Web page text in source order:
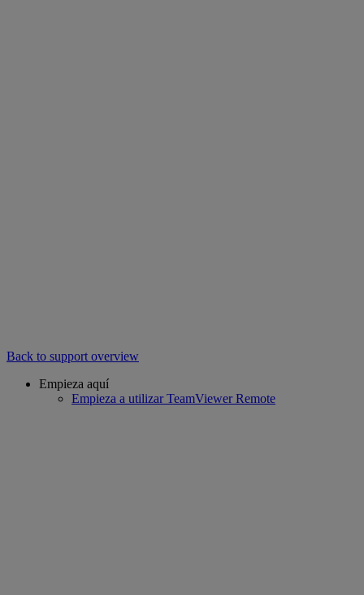
Back to support overview
Empieza aquí
Empieza a utilizar TeamViewer Remote